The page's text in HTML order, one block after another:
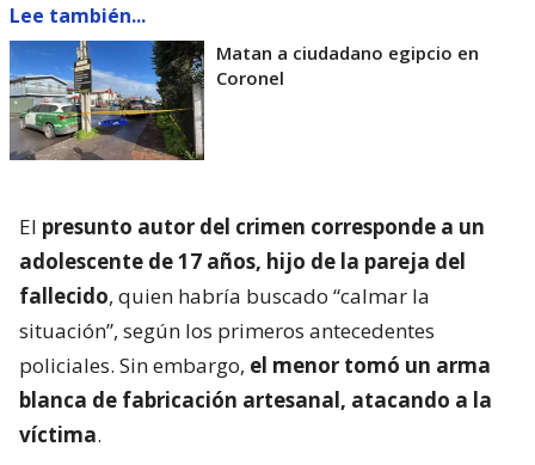
egipcio, de 48 años, en el sector Huertos Familiares
de Coronel, tras una discusión que tuvo la víctima
con su pareja.
Matan a ciudadano egipcio en
Coronel
Elpresunto autor del crimen corresponde a un
adolescente de 17 años, hijo de la pareja del